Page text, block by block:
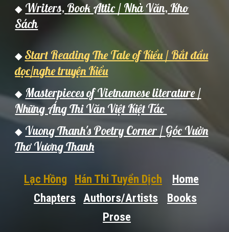
◆ Writers, Book Attic / Nhà Văn, Kho
Sách
◆ Start Reading The Tale of Kiều / Bắt đầu
đọc/nghe truyện Kiều
◆ Masterpieces of Vietnamese literature /
Những Áng Thi Văn Việt Kiệt Tác
◆ Vuong Thanh's Poetry Corner / Góc Vườn
Thơ Vương Thanh
Lạc Hồng Hán Thi Tuyển Dịch
Home
Chapters Authors/Artists
Books
Prose